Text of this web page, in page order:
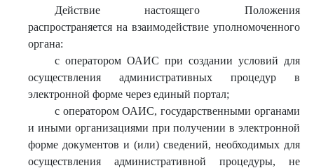
Действие настоящего Положения
распространяется на взаимодействие уполномоченного
органа:
с оператором ОАИС при создании условий для
осуществления административных процедур в
электронной форме через единый портал;
с оператором ОАИС, государственными органами
и иными организациями при получении в электронной
форме документов и (или) сведений, необходимых для
осуществления административной процедуры, не